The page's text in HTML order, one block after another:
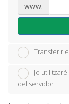
www.
Transferir
Jo
del servidor